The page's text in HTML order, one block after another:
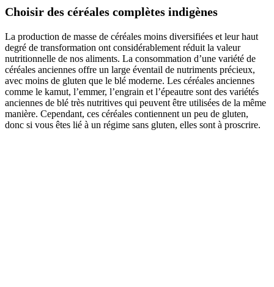
Choisir des céréales complètes indigènes
La production de masse de céréales moins diversifiées et leur haut
degré de transformation ont considérablement réduit la valeur
nutritionnelle de nos aliments. La consommation d’une variété de
céréales anciennes offre un large éventail de nutriments précieux,
avec moins de gluten que le blé moderne. Les céréales anciennes
comme le kamut, l’emmer, l’engrain et l’épeautre sont des variétés
anciennes de blé très nutritives qui peuvent être utilisées de la même
manière. Cependant, ces céréales contiennent un peu de gluten,
donc si vous êtes lié à un régime sans gluten, elles sont à proscrire.